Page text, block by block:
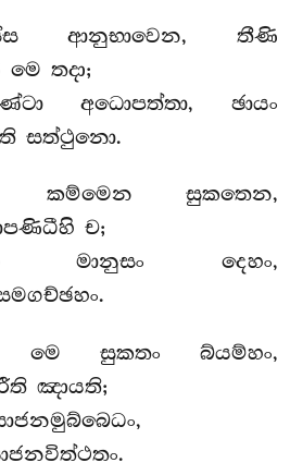
ආනුභාවෙන, තීණි
මෙ තදා;
අධොපත්තා, ඡායං
සත්ථුනො.
කම්මෙන සුකතෙන,
ච;
මානුසං දෙහං,
මෙ සුකතං බ්යම්හං,
ඤායති;